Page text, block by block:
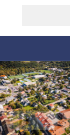
❚❚